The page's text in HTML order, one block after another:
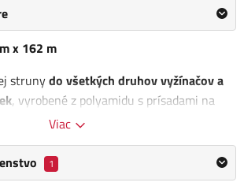
x 162 m
strunydo všetkých druhov vyžínačov a
, vyrobené z polyamidu s prísadami na
pružnosti.
2 mm struny
Viac
1